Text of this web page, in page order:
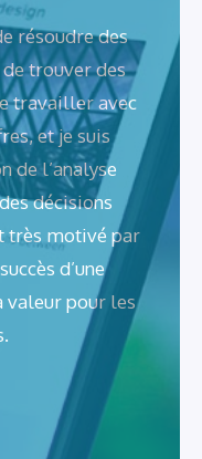
résoudre des
trouver des
travailler avec
et je suis
de l’analyse
décisions
très motivé par
d’une
valeur pour les